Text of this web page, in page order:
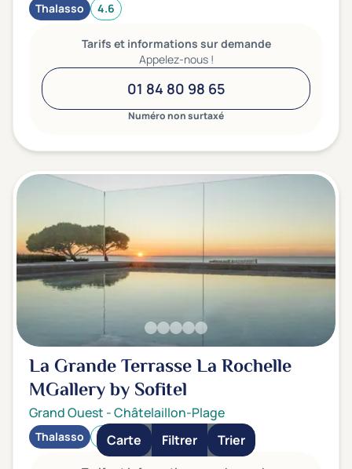
Thalasso 4.6
Tarifs et informations sur demande
Appelez-nous !
01 84 80 98 65
Numéro non surtaxé
La Grande Terrasse La Rochelle
MGallery by Sofitel
Grand Ouest -Châtelaillon-Plage
Thalasso 4.6Carte Filtrer Trier